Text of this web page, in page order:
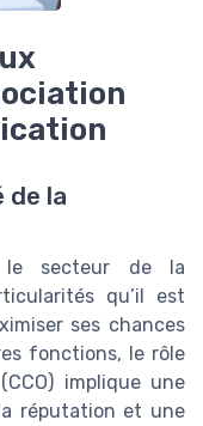
de la
le secteur de la
qu’il est
ses chances
fonctions, le rôle
implique une
réputation et une